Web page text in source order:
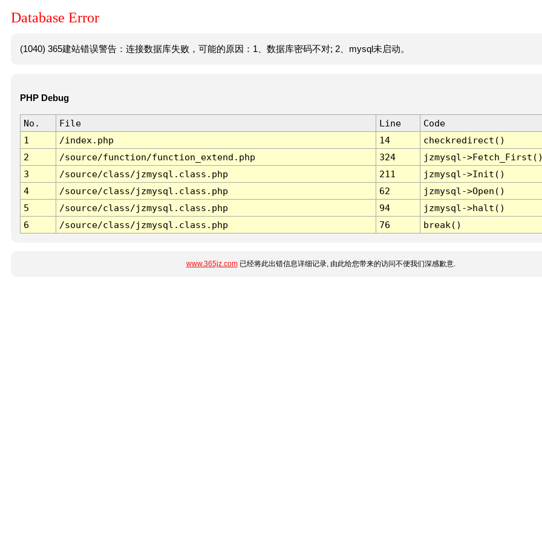
Database Error
(1040) 365建站错误警告：连接数据库失败，可能的原因：1、数据库密码不对; 2、mysql未启动。
PHP Debug
No. File Line
Code
1
/index.php 14
checkredirect()
2
/source/function/function_extend.php 324
jzmysql-
3
/source/class/jzmysql.class.php 211
jzmysql->Init()
4
/source/class/jzmysql.class.php 62
jzmysql->Open()
5
/source/class/jzmysql.class.php 94
jzmysql->halt()
6
/source/class/jzmysql.class.php 76 break()
www.365jz.com已经将此出错信息详细记录, 由此给您带来的访问不便我们深感歉意.